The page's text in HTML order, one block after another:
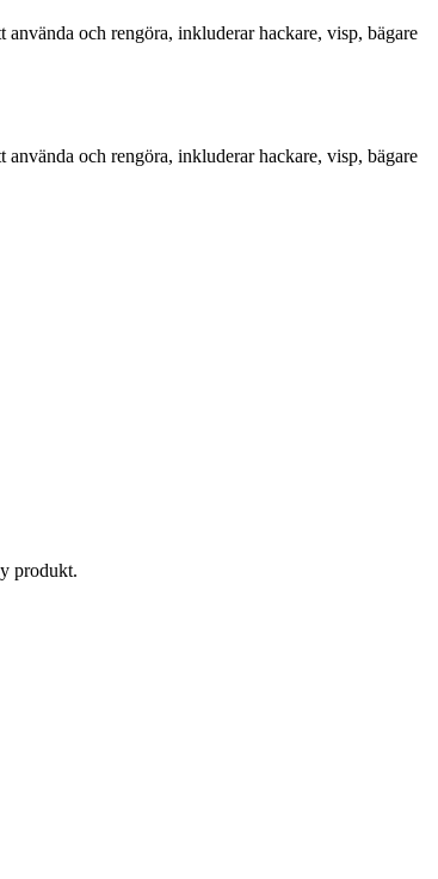
och rengöra, inkluderar hackare, visp, bägare
och rengöra, inkluderar hackare, visp, bägare
produkt.